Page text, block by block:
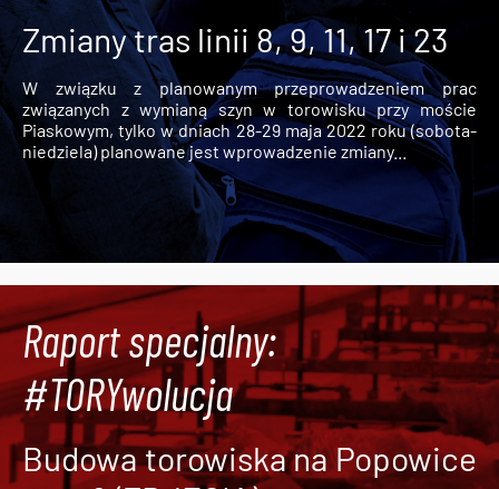
Zmiany tras linii 8, 9, 11, 17 i 23
W związku z planowanym przeprowadzeniem prac
związanych z wymianą szyn w torowisku przy moście
Piaskowym, tylko w dniach 28-29 maja 2022 roku (sobota-
niedziela) planowane jest wprowadzenie zmiany...
Raport specjalny:
#TORYwolucja
Budowa torowiska na Popowice